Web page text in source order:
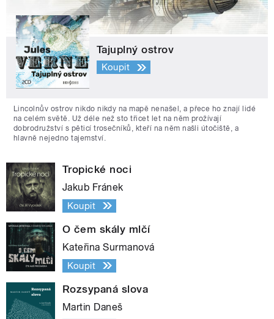
Tajuplný ostrov
Koupit
Lincolnův ostrov nikdo nikdy na mapě nenašel, a přece ho znají lidé
na celém světě. Už déle než sto třicet let na něm prožívají
dobrodružství s pěticí trosečníků, kteří na něm našli útočiště, a
hlavně nejedno tajemství.
Tropické noci
Jakub Fránek
Koupit
O čem skály mlčí
Kateřina Surmanová
Koupit
Rozsypaná slova
Martin Daneš